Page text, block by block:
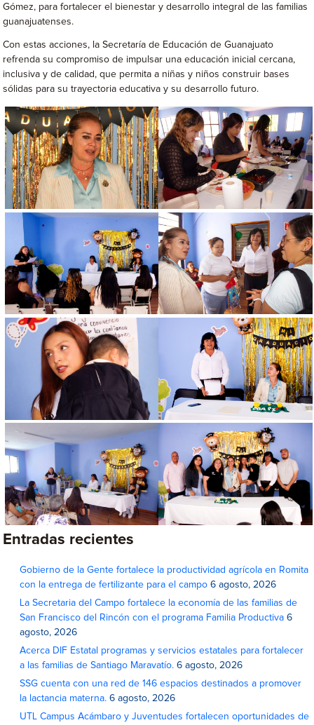
Gómez, para fortalecer el bienestar y desarrollo integral de las familias
guanajuatenses.
Con estas acciones, la Secretaría de Educación de Guanajuato
refrenda su compromiso de impulsar una educación inicial cercana,
inclusiva y de calidad, que permita a niñas y niños construir bases
sólidas para su trayectoria educativa y su desarrollo futuro.
Entradas recientes
Gobierno de la Gente fortalece la productividad agrícola en Romita
con la entrega de fertilizante para el campo 6 agosto, 2026
La Secretaria del Campo fortalece la economía de las familias de
San Francisco del Rincón con el programa Familia Productiva 6
agosto, 2026
Acerca DIF Estatal programas y servicios estatales para fortalecer
a las familias de Santiago Maravatío. 6 agosto, 2026
SSG cuenta con una red de 146 espacios destinados a promover
la lactancia materna. 6 agosto, 2026
UTL Campus Acámbaro y Juventudes fortalecen oportunidades de